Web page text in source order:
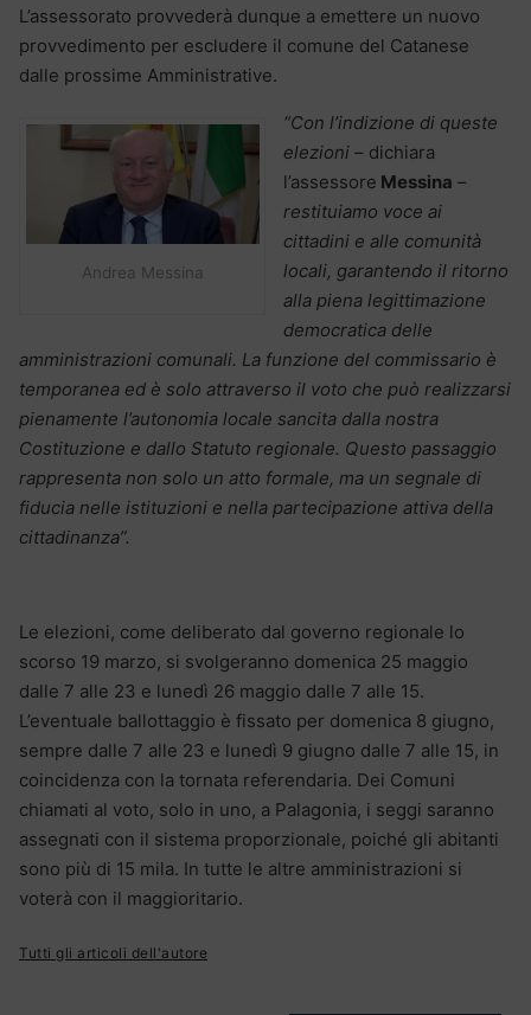
L’assessorato provvederà dunque a emettere un nuovo
provvedimento per escludere il comune del Catanese
dalle prossime Amministrative.
Andrea Messina
“Con l’indizione di queste
elezioni – dichiara
l’assessore Messina –
restituiamo voce ai
cittadini e alle comunità
locali, garantendo il ritorno
alla piena legittimazione
democratica delle
amministrazioni comunali. La funzione del commissario è
temporanea ed è solo attraverso il voto che può realizzarsi
pienamente l’autonomia locale sancita dalla nostra
Costituzione e dallo Statuto regionale. Questo passaggio
rappresenta non solo un atto formale, ma un segnale di
fiducia nelle istituzioni e nella partecipazione attiva della
cittadinanza”.
Le elezioni, come deliberato dal governo regionale lo
scorso 19 marzo, si svolgeranno domenica 25 maggio
dalle 7 alle 23 e lunedì 26 maggio dalle 7 alle 15.
L’eventuale ballottaggio è fissato per domenica 8 giugno,
sempre dalle 7 alle 23 e lunedì 9 giugno dalle 7 alle 15, in
coincidenza con la tornata referendaria. Dei Comuni
chiamati al voto, solo in uno, a Palagonia, i seggi saranno
assegnati con il sistema proporzionale, poiché gli abitanti
sono più di 15 mila. In tutte le altre amministrazioni si
voterà con il maggioritario.
Tutti gli articoli dell'autore